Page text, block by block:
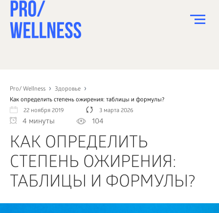
Pro/ Wellness
Здоровье
Как определить степень ожирения: таблицы и формулы?
22 ноября 2019
3 марта 2026
4 минуты 104
КАК ОПРЕДЕЛИТЬ
СТЕПЕНЬ ОЖИРЕНИЯ:
ТАБЛИЦЫ И ФОРМУЛЫ?
СПОРТ
ЗДОРОВЬЕ
КРАСОТА
ПСИХОЛОГИЯ
ДЕТИ
ДОМ
КАК?